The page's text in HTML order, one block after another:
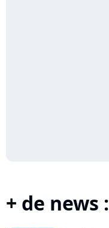
+ de news :